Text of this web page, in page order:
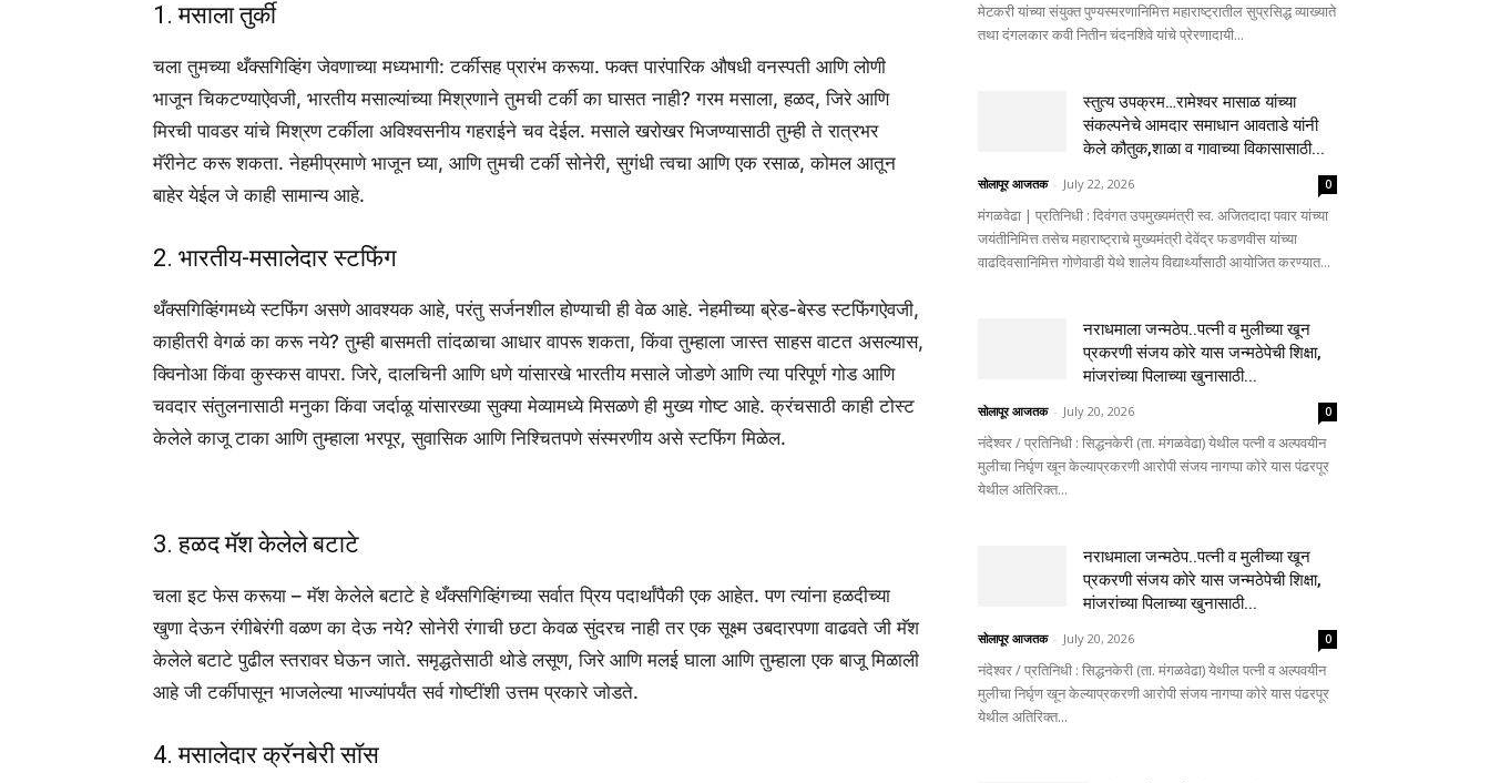
1. मसाला तुर्की
चला तुमच्या थँक्सगिव्हिंग जेवणाच्या मध्यभागी: टर्कीसह प्रारंभ करूया. फक्त पारंपारिक औषधी वनस्पती आणि लोणी
भाजून चिकटण्याऐवजी, भारतीय मसाल्यांच्या मिश्रणाने तुमची टर्की का घासत नाही? गरम मसाला, हळद, जिरे आणि
मिरची पावडर यांचे मिश्रण टर्कीला अविश्वसनीय गहराईने चव देईल. मसाले खरोखर भिजण्यासाठी तुम्ही ते रात्रभर
मॅरीनेट करू शकता. नेहमीप्रमाणे भाजून घ्या, आणि तुमची टर्की सोनेरी, सुगंधी त्वचा आणि एक रसाळ, कोमल आतून
बाहेर येईल जे काही सामान्य आहे.
2. भारतीय-मसालेदार स्टफिंग
थँक्सगिव्हिंगमध्ये स्टफिंग असणे आवश्यक आहे, परंतु सर्जनशील होण्याची ही वेळ आहे. नेहमीच्या ब्रेड-बेस्ड स्टफिंगऐवजी,
काहीतरी वेगळं का करू नये? तुम्ही बासमती तांदळाचा आधार वापरू शकता, किंवा तुम्हाला जास्त साहस वाटत असल्यास,
क्विनोआ किंवा कुस्कस वापरा. जिरे, दालचिनी आणि धणे यांसारखे भारतीय मसाले जोडणे आणि त्या परिपूर्ण गोड आणि
चवदार संतुलनासाठी मनुका किंवा जर्दाळू यांसारख्या सुक्या मेव्यामध्ये मिसळणे ही मुख्य गोष्ट आहे. क्रंचसाठी काही टोस्ट
केलेले काजू टाका आणि तुम्हाला भरपूर, सुवासिक आणि निश्चितपणे संस्मरणीय असे स्टफिंग मिळेल.
3. हळद मॅश केलेले बटाटे
चला इट फेस करूया – मॅश केलेले बटाटे हे थँक्सगिव्हिंगच्या सर्वात प्रिय पदार्थांपैकी एक आहेत. पण त्यांना हळदीच्या
खुणा देऊन रंगीबेरंगी वळण का देऊ नये? सोनेरी रंगाची छटा केवळ सुंदरच नाही तर एक सूक्ष्म उबदारपणा वाढवते जी मॅश
केलेले बटाटे पुढील स्तरावर घेऊन जाते. समृद्धतेसाठी थोडे लसूण, जिरे आणि मलई घाला आणि तुम्हाला एक बाजू मिळाली
आहे जी टर्कीपासून भाजलेल्या भाज्यांपर्यंत सर्व गोष्टींशी उत्तम प्रकारे जोडते.
4. मसालेदार क्रॅनबेरी सॉस
मेटकरी यांच्या संयुक्त पुण्यस्मरणानिमित्त महाराष्ट्रातील सुप्रसिद्ध व्याख्याते
तथा दंगलकार कवी नितीन चंदनशिवे यांचे प्रेरणादायी...
स्तुत्य उपक्रम…रामेश्वर मासाळ यांच्या
संकल्पनेचे आमदार समाधान आवताडे यांनी
केले कौतुक,शाळा व गावाच्या विकासासाठी...
सोलापूर आजतक - July 22, 2026 0
मंगळवेढा | प्रतिनिधी : दिवंगत उपमुख्यमंत्री स्व. अजितदादा पवार यांच्या
जयंतीनिमित्त तसेच महाराष्ट्राचे मुख्यमंत्री देवेंद्र फडणवीस यांच्या
वाढदिवसानिमित्त गोणेवाडी येथे शालेय विद्यार्थ्यांसाठी आयोजित करण्यात...
नराधमाला जन्मठेप..पत्नी व मुलीच्या खून
प्रकरणी संजय कोरे यास जन्मठेपेची शिक्षा,
मांजरांच्या पिलाच्या खुनासाठी...
सोलापूर आजतक - July 20, 2026 0
नंदेश्वर / प्रतिनिधी : सिद्धनकेरी (ता. मंगळवेढा) येथील पत्नी व अल्पवयीन
मुलीचा निर्घृण खून केल्याप्रकरणी आरोपी संजय नागप्पा कोरे यास पंढरपूर
येथील अतिरिक्त...
नराधमाला जन्मठेप..पत्नी व मुलीच्या खून
प्रकरणी संजय कोरे यास जन्मठेपेची शिक्षा,
मांजरांच्या पिलाच्या खुनासाठी...
सोलापूर आजतक - July 20, 2026 0
नंदेश्वर / प्रतिनिधी : सिद्धनकेरी (ता. मंगळवेढा) येथील पत्नी व अल्पवयीन
मुलीचा निर्घृण खून केल्याप्रकरणी आरोपी संजय नागप्पा कोरे यास पंढरपूर
येथील अतिरिक्त...